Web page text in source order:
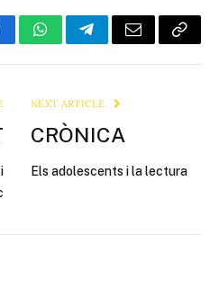
WhatsAppTelegramEmail Copy
NEXT ARTICLE
CRÒNICA
Els adolescents i la lectura